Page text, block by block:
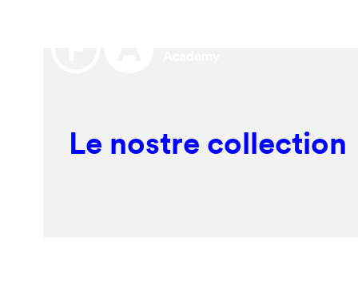
Le nostre collection